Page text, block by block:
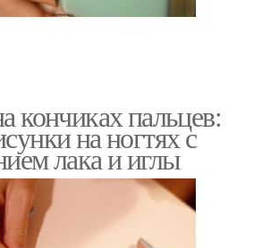
кончиках пальцев:
на ногтях с
лака и иглы